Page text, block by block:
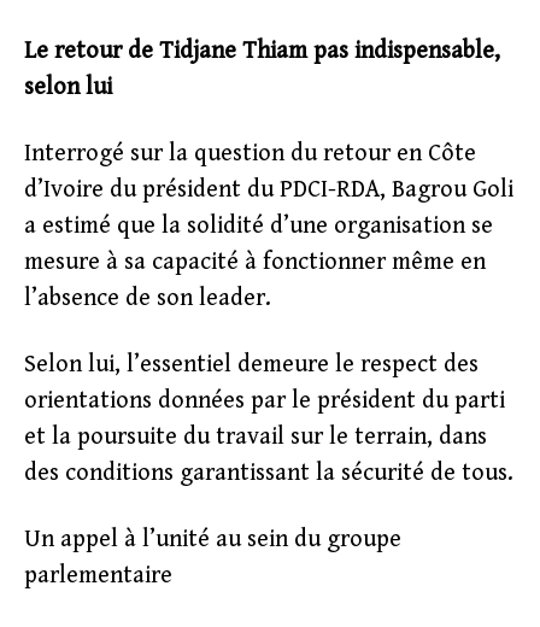
Le retour de Tidjane Thiam pas indispensable,
selon lui
Interrogé sur la question du retour en Côte
d’Ivoire du président du PDCI-RDA, Bagrou Goli
a estimé que la solidité d’une organisation se
mesure à sa capacité à fonctionner même en
l’absence de son leader.
Selon lui, l’essentiel demeure le respect des
orientations données par le président du parti
et la poursuite du travail sur le terrain, dans
des conditions garantissant la sécurité de tous.
Un appel à l’unité au sein du groupe
parlementaire